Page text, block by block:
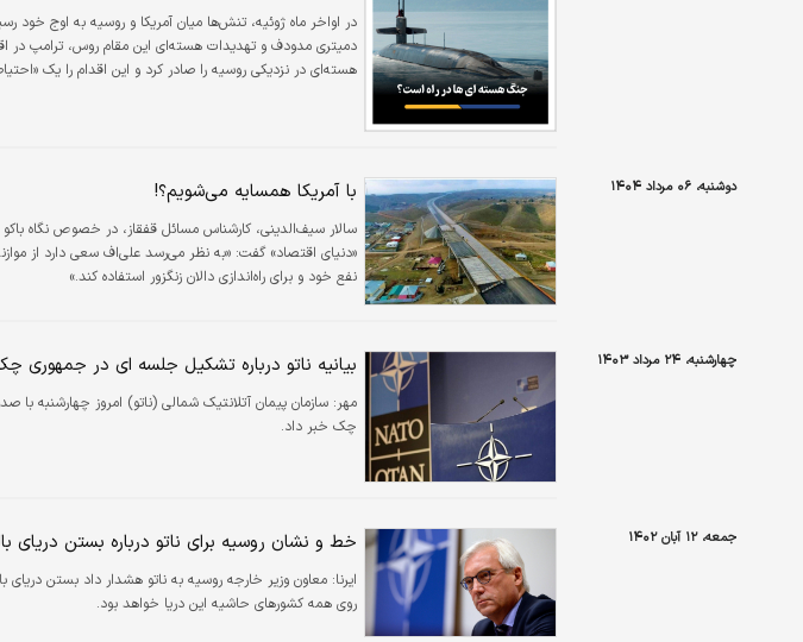
در اواخر ماه ژوئیه، تنش‌ها میان آمریکا و روسیه به اوج خود
دمیتری مدودف و تهدیدات هسته‌ای این مقام روس، ترامپ در
هسته‌ای در نزدیکی روسیه را صادر کرد و این اقدام را یک
دوشنبه، ۰۶ مرداد ۱۴۰۴ با آمریکا همسایه می‌شویم؟!
سالار سیف‌الدینی، کارشناس مسائل قفقاز، در خصوص نگاه
«دنیای اقتصاد» گفت: «به نظر می‌رسد علی‌اف سعی دارد از
نفع خود و برای راه‌اندازی دالان زنگزور استفاده کند.»
چهارشنبه، ۲۴ مرداد ۱۴۰۳ بیانیه ناتو درباره تشکیل جلسه ای در جمهوری
مهر: سازمان پیمان آتلانتیک شمالی (ناتو) امروز چهارشنبه
چک خبر داد.
جمعه، ۱۲ آبان ۱۴۰۲ خط و نشان روسیه برای ناتو درباره بستن دریای
ایرنا: معاون وزیر خارجه روسیه به ناتو هشدار داد بستن
روی همه کشورهای حاشیه این دریا خواهد بود.